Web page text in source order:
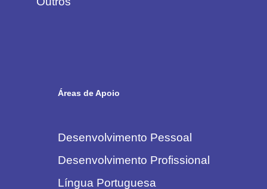
Áreas de Apoio
Desenvolvimento Pessoal
Desenvolvimento Profissional
Língua Portuguesa